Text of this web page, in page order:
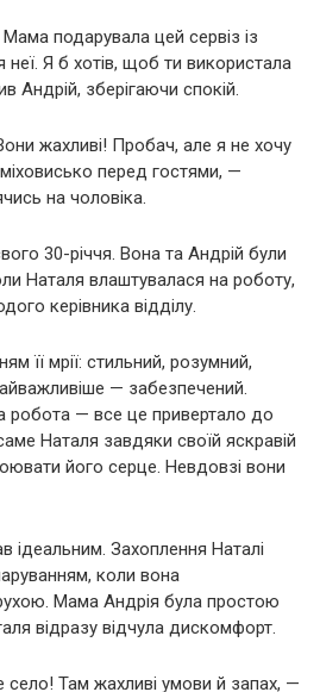
подарувала цей сервіз із
Я б хотів, щоб ти використала
Андрій, зберігаючи спокій.
жахливі! Пробач, але я не хочу
перед гостями, —
на чоловіка.
30-річчя. Вона та Андрій були
Наталя влаштувалася на роботу,
керівника відділу.
її мрії: стильний, розумний,
— забезпечений.
робота — все це привертало до
Наталя завдяки своїй яскравій
його серце. Невдовзі вони
ідеальним. Захоплення Наталі
коли вона
Мама Андрія була простою
відразу відчула дискомфорт.
село! Там жахливі умови й запах, —